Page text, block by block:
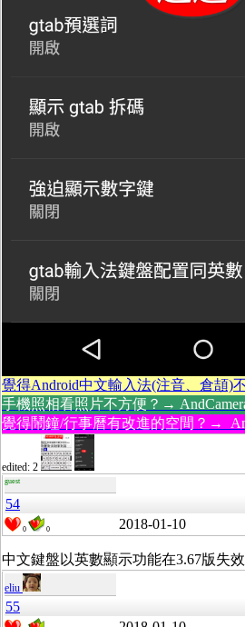
覺得Android中文輸入法(注音、倉頡)
手機照相看照片不方便？→
覺得鬧鐘/行事曆有改進的空間？→
edited: 2
guest
54
0 0 2018-01-10
中文鍵盤以英數顯示功能在3.67版失效
eliu
55